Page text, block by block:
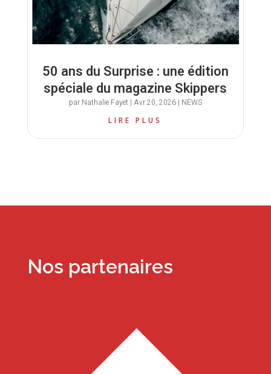
50 ans du Surprise : une édition
spéciale du magazine Skippers
par Nathalie Fayet| Avr 20, 2026| NEWS
LIRE PLUS
Nos partenaires